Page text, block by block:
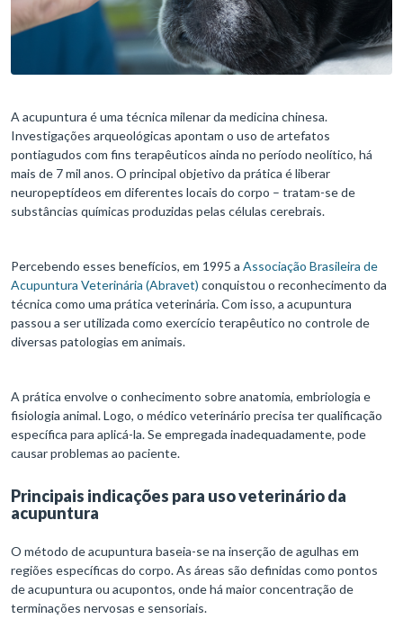
A acupuntura é uma técnica milenar da medicina chinesa.
Investigações arqueológicas apontam o uso de artefatos
pontiagudos com fins terapêuticos ainda no período neolítico, há
mais de 7 mil anos. O principal objetivo da prática é liberar
neuropeptídeos em diferentes locais do corpo – tratam-se de
substâncias químicas produzidas pelas células cerebrais.
Percebendo esses benefícios, em 1995 a Associação Brasileira de
Acupuntura Veterinária (Abravet) conquistou o reconhecimento da
técnica como uma prática veterinária. Com isso, a acupuntura
passou a ser utilizada como exercício terapêutico no controle de
diversas patologias em animais.
A prática envolve o conhecimento sobre anatomia, embriologia e
fisiologia animal. Logo, o médico veterinário precisa ter qualificação
específica para aplicá-la. Se empregada inadequadamente, pode
causar problemas ao paciente.
Principais indicações para uso veterinário da
acupuntura
O método de acupuntura baseia-se na inserção de agulhas em
regiões específicas do corpo. As áreas são definidas como pontos
de acupuntura ou acupontos, onde há maior concentração de
terminações nervosas e sensoriais.